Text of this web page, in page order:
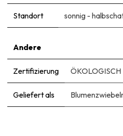
Standort sonnig -
Andere
Zertifizierung
Geliefert als